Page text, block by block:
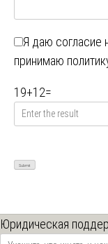
Я даю согласие
принимаю
19+12=
Юридическая